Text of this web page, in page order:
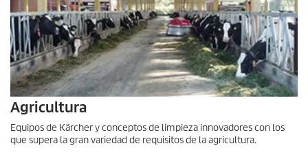
Agricultura
Equipos de Kärcher y conceptos de limpieza innovadores con los
que supera la gran variedad de requisitos de la agricultura.